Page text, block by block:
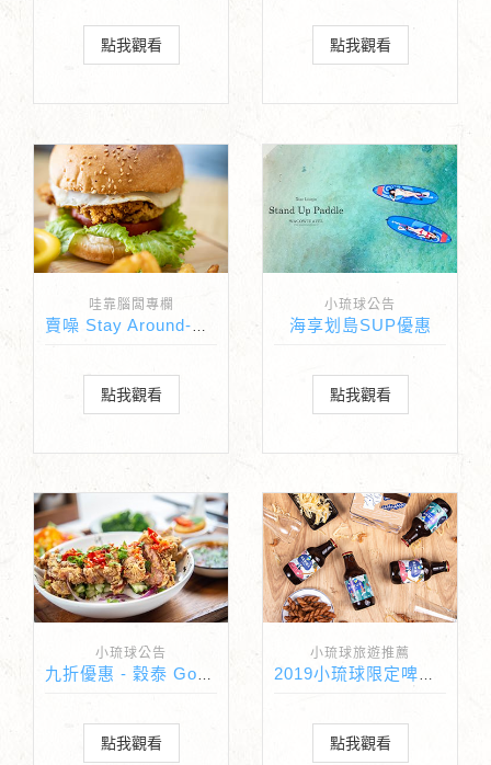
點我觀看 點我觀看
哇靠腦闆專欄
點我觀看
小琉球公告
海享划島SUP優惠
點我觀看
小琉球公告
九折優惠 - 穀泰 Good Thai泰式料理
點我觀看
小琉球旅遊推薦
2019小琉球限定啤酒上市啦
點我觀看